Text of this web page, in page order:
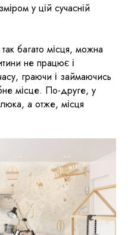
у цій сучасній
багато місця, можна
не працює і
граючи і займаючись
місце. По-друге, у
а отже, місця